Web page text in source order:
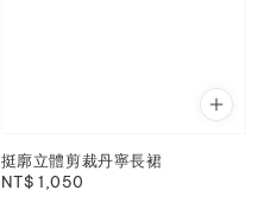
挺廓立體剪裁丹寧長裙
Regular
NT$ 1,050